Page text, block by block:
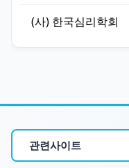
(사) 한국심리학회